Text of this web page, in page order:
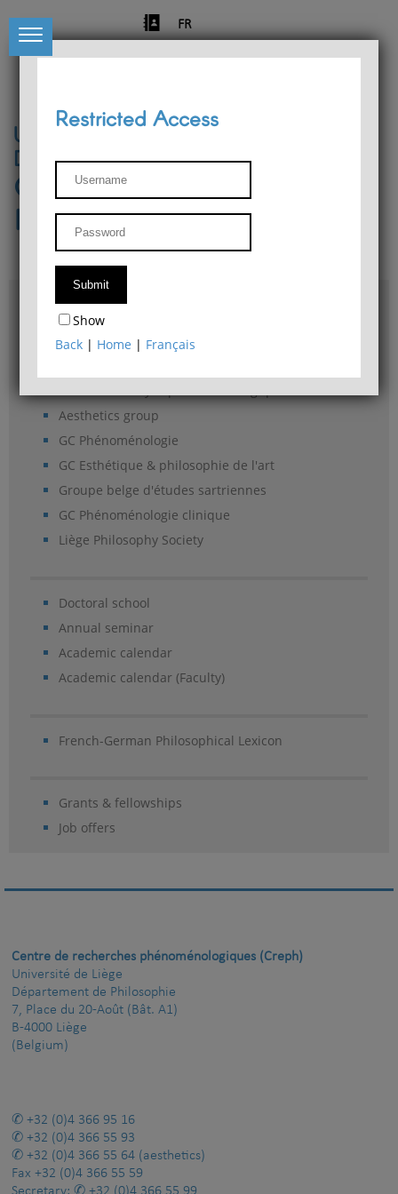
FR
University of Liège
Départment of Philosophy
Center for Phenomenological
Research
Access & maps
Philosophy Department Library
Aesthetics group
GC Phénoménologie
GC Esthétique & philosophie de l'art
Groupe belge d'études sartriennes
GC Phénoménologie clinique
Liège Philosophy Society
Doctoral school
Annual seminar
Academic calendar
Academic calendar (Faculty)
French-German Philosophical Lexicon
Grants & fellowships
Job offers
Restricted Access
Show
Back | Home | Français
Centre de recherches phénoménologiques (Creph)
Université de Liège
Département de Philosophie
7, Place du 20-Août (Bât. A1)
B-4000 Liège
(Belgium)
+32 (0)4 366 95 16
+32 (0)4 366 55 93
+32 (0)4 366 55 64 (aesthetics)
Fax +32 (0)4 366 55 59